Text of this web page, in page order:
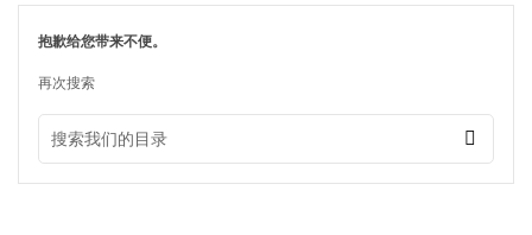
抱歉给您带来不便。
再次搜索